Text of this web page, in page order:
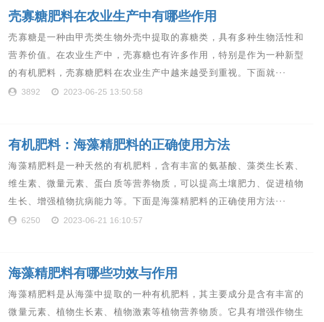
壳寡糖肥料在农业生产中有哪些作用
壳寡糖是一种由甲壳类生物外壳中提取的寡糖类，具有多种生物活性和
营养价值。在农业生产中，壳寡糖也有许多作用，特别是作为一种新型
的有机肥料，壳寡糖肥料在农业生产中越来越受到重视。下面就···
3892 2023-06-25 13:50:58
有机肥料：海藻精肥料的正确使用方法
海藻精肥料是一种天然的有机肥料，含有丰富的氨基酸、藻类生长素、
维生素、微量元素、蛋白质等营养物质，可以提高土壤肥力、促进植物
生长、增强植物抗病能力等。下面是海藻精肥料的正确使用方法···
6250 2023-06-21 16:10:57
海藻精肥料有哪些功效与作用
海藻精肥料是从海藻中提取的一种有机肥料，其主要成分是含有丰富的
微量元素、植物生长素、植物激素等植物营养物质。它具有增强作物生